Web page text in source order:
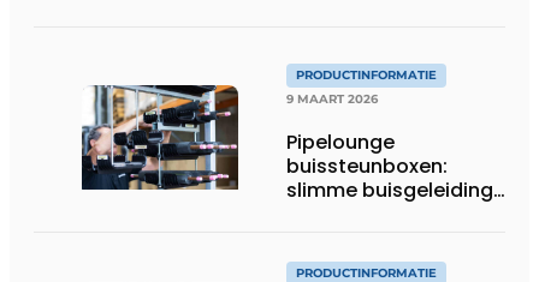
PRODUCTINFORMATIE
9 MAART 2026
Pipelounge
buissteunboxen:
slimme buisgeleiding
installatie
PRODUCTINFORMATIE